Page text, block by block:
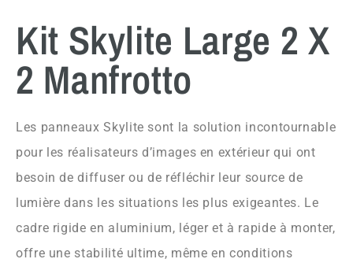
Kit Skylite Large 2 X
2 Manfrotto
Les panneaux Skylite sont la solution incontournable
pour les réalisateurs d’images en extérieur qui ont
besoin de diffuser ou de réfléchir leur source de
lumière dans les situations les plus exigeantes. Le
cadre rigide en aluminium, léger et à rapide à monter,
offre une stabilité ultime, même en conditions